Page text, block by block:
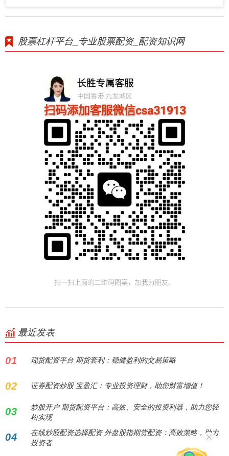
股票杠杆平台_专业股票配资_配资知识网
最近发表
01 现货配资平台 期货套利：稳健盈利的交易策略
02 证券配资炒股 宝盈汇：专业投资理财，助您财富增值！
03
炒股开户 期货配资平台：高效、安全的投资利器，助力您轻
松实现
04
在线炒股配资选择配资 外盘股指期货配资：高效策略，助力
投资者